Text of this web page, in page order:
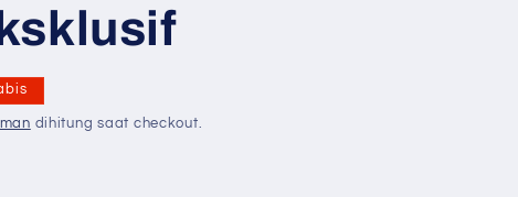
dihitung saat checkout.